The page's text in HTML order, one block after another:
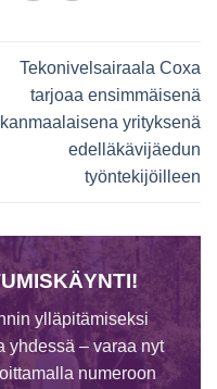
Tekonivelsairaala Coxa
tarjoaa ensimmäisenä
yrityksenä
edelläkävijäedun
työntekijöilleen
ylläpitämiseksi
yhdessä – varaa nyt
numeroon